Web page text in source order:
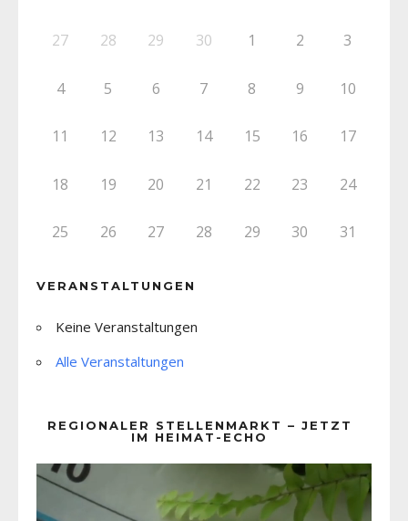
27 28 29 30 1 2 3
4 5 6 7 8 9 10
11 12 13 14 15 16 17
18 19 20 21 22 23 24
25 26 27 28 29 30 31
VERANSTALTUNGEN
Keine Veranstaltungen
Alle Veranstaltungen
REGIONALER STELLENMARKT – JETZT
IM HEIMAT-ECHO
Player